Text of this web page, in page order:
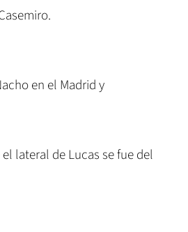
en el Madrid y
lateral de Lucas se fue del